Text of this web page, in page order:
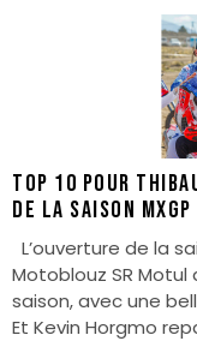
Top 10 pour
de la saison MXGP
L’ouverture de la
Motoblouz SR
saison, avec une
Et Kevin Horgmo